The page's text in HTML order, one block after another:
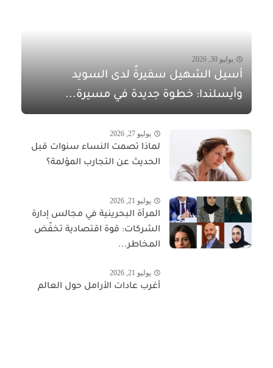
يوليو 30, 2026
أسيل الشهيل سفيرةً لدى السويد
وآيسلندا: خطوة جديدة في مسيرة...
يوليو 27, 2026
لماذا تصمت النساء سنوات قبل
الحديث عن التجارب المؤلمة؟
يوليو 21, 2026
المرأة البحرينية في مجالس إدارة
الشركات: قوة اقتصادية تخفّض
المخاطر...
يوليو 21, 2026
أغرب عادات الأرامل حول العالم